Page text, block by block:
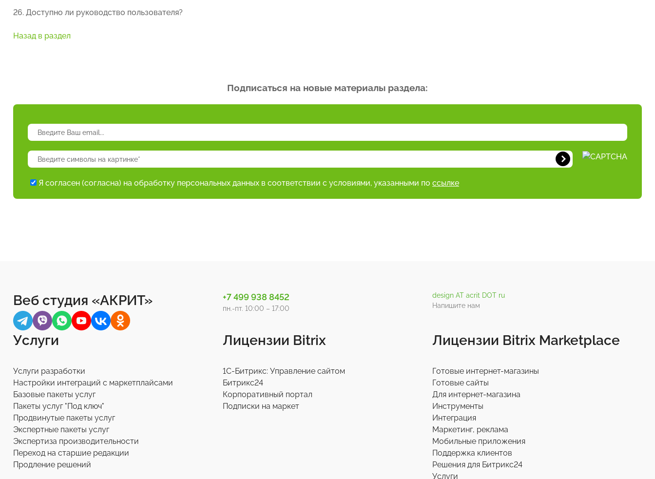
26. Доступно ли руководство пользователя?
Назад в раздел
Подписаться на новые материалы раздела:
Я согласен (согласна) на обработку персональных данных в соответствии с условиями, указанными по ссылке
Веб студия «АКРИТ» +7 499 938 8452
пн.-пт. 10:00 – 17:00
design AT acrit DOT ru
Напишите нам
Услуги
Услуги разработки
Настройки интеграций с маркетплайсами
Базовые пакеты услуг
Пакеты услуг "Под ключ"
Продвинутые пакеты услуг
Экспертные пакеты услуг
Экспертиза производительности
Переход на старшие редакции
Продление решений
Лицензии Bitrix
1С-Битрикс: Управление сайтом
Битрикс24
Корпоративный портал
Подписки на маркет
Лицензии Bitrix Marketplace
Готовые интернет-магазины
Готовые сайты
Для интернет-магазина
Инструменты
Интеграция
Маркетинг, реклама
Мобильные приложения
Поддержка клиентов
Решения для Битрикс24
Услуги